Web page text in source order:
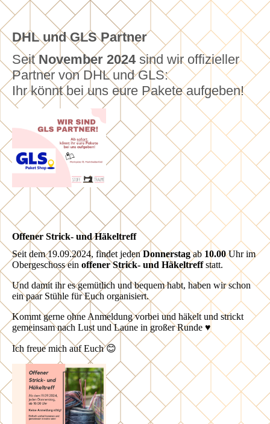
DHL und GLS Partner
SeitNovember 2024 sind wir offizieller
Partner von DHL und GLS:
Ihr könnt bei uns eure Pakete aufgeben!
Offener Strick- und Häkeltreff
Seit dem 19.09.2024, findet jedenDonnerstagab 10.00Uhr im
Obergeschoss ein offener Strick- und Häkeltreffstatt.
Und damit ihr es gemütlich und bequem habt, haben wir schon
ein paar Stühle für Euch organisiert.
Kommt gerne ohne Anmeldung vorbei und häkelt und strickt
gemeinsam nach Lust und Laune in großer Runde ♥️
Ich freue mich auf Euch 😊